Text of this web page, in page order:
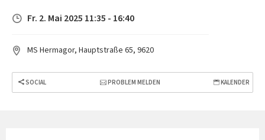
Fr. 2. Mai 2025 11:35 - 16:40
MS Hermagor, Hauptstraße 65, 9620
SOCIAL PROBLEM MELDEN KALENDER